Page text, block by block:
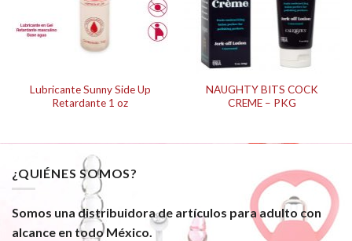
Lubricante Sunny Side Up
Retardante 1 oz
NAUGHTY BITS COCK
CREME – PKG
¿QUIÉNES SOMOS?
Somos una distribuidora de artículos para adulto con
alcance en todo México.